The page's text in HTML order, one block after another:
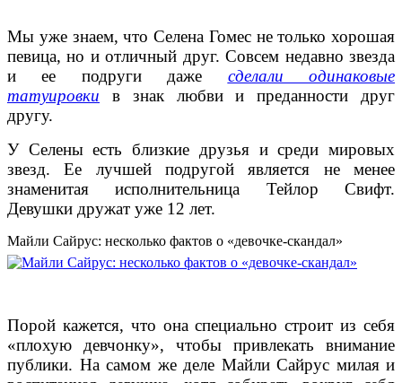
Мы уже знаем, что Селена Гомес не только хорошая
певица, но и отличный друг. Совсем недавно звезда
и ее подруги даже сделали одинаковые
татуировки в знак любви и преданности друг
другу.
У Селены есть близкие друзья и среди мировых
звезд. Ее лучшей подругой является не менее
знаменитая исполнительница Тейлор Свифт.
Девушки дружат уже 12 лет.
Майли Сайрус: несколько фактов о «девочке-скандал»
Порой кажется, что она специально строит из себя
«плохую девчонку», чтобы привлекать внимание
публики. На самом же деле Майли Сайрус милая и